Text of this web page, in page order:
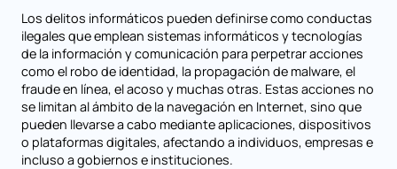
Los delitos informáticos pueden definirse como conductas
ilegales que emplean sistemas informáticos y tecnologías
de la información y comunicación para perpetrar acciones
como el robo de identidad, la propagación de malware, el
fraude en línea, el acoso y muchas otras. Estas acciones no
se limitan al ámbito de la navegación en Internet, sino que
pueden llevarse a cabo mediante aplicaciones, dispositivos
o plataformas digitales, afectando a individuos, empresas e
incluso a gobiernos e instituciones.